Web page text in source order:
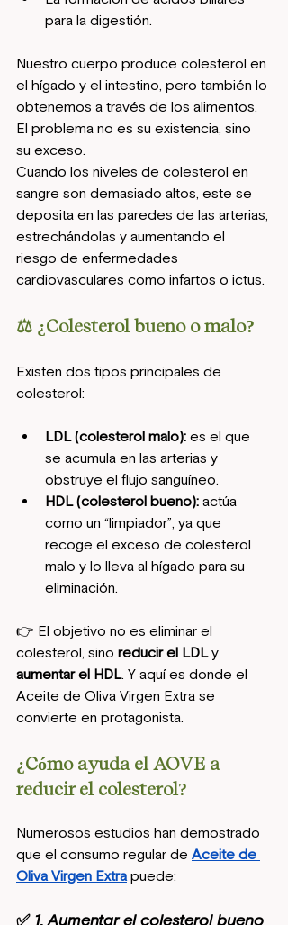
para la digestión.
Nuestro cuerpo produce colesterol en
el hígado y el intestino, pero también lo
obtenemos a través de los alimentos.
El problema no es su existencia, sino
su exceso.
Cuando los niveles de colesterol en
sangre son demasiado altos, este se
deposita en las paredes de las arterias,
estrechándolas y aumentando el
riesgo de enfermedades
cardiovasculares como infartos o ictus.
⚖️ ¿Colesterol bueno o malo?
Existen dos tipos principales de
colesterol:
LDL (colesterol malo): es el que
se acumula en las arterias y
obstruye el flujo sanguíneo.
HDL (colesterol bueno): actúa
como un “limpiador”, ya que
recoge el exceso de colesterol
malo y lo lleva al hígado para su
eliminación.
👉 El objetivo no es eliminar el
colesterol, sino reducir el LDL y
aumentar el HDL. Y aquí es donde el
Aceite de Oliva Virgen Extra se
convierte en protagonista.
¿Cómo ayuda el AOVE a
reducir el colesterol?
Numerosos estudios han demostrado
que el consumo regular de Aceite de
Oliva Virgen Extra puede: